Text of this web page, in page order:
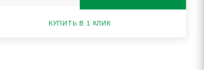
КУПИТЬ В 1 КЛИК